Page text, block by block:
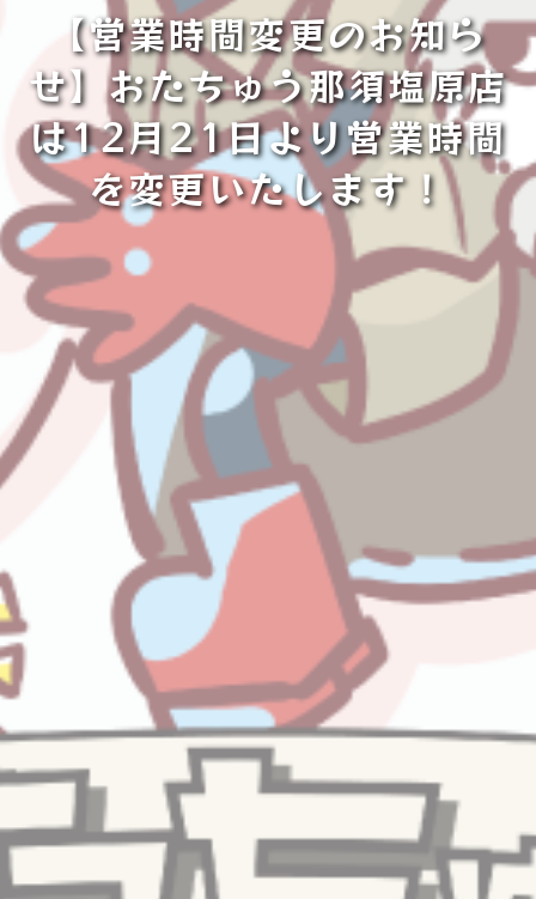
【営業時間変更のお知ら
せ】おたちゅう那須塩原店
は12月21日より営業時間
を変更いたします！